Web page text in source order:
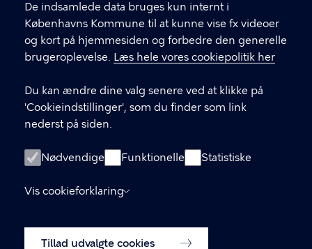
De indsamlede data bruges kun internt i
Københavns Kommune til at kunne vise fx videoer
og kort på hjemmesiden og forbedre den generelle
brugeroplevelse. Læs hele vores cookiepolitik her
Du kan ændre dine valg senere ved at klikke på
'Cookieindstillinger', som du finder som link
nederst på siden.
Nødvendige Funktionelle Statistiske
Vis cookieforklaring
Tillad udvalgte cookies
5798009800411
LINKS
Kontakt os
Nyhedsbrev
Facebook
Instagram